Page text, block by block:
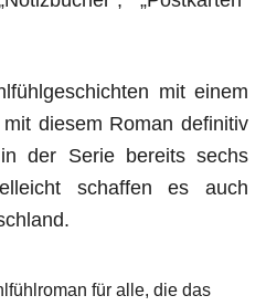
mit einem
diesem Roman definitiv
der Serie bereits sechs
schaffen es auch
für alle, die das